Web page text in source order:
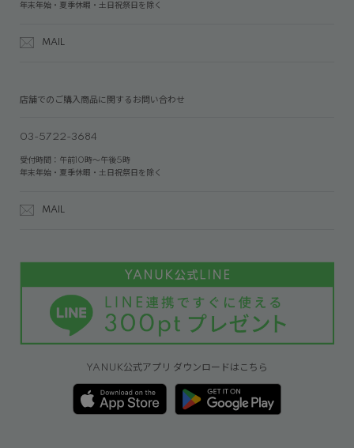
年末年始・夏季休暇・土日祝祭日を除く
MAIL
店舗でのご購入商品に関するお問い合わせ
03-5722-3684
受付時間：午前10時～午後5時
年末年始・夏季休暇・土日祝祭日を除く
MAIL
YANUK公式アプリ ダウンロードはこちら